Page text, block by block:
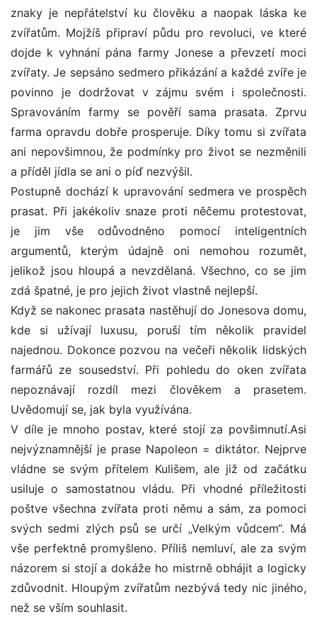
znaky je nepřátelství ku člověku a naopak láska ke
zvířatům. Mojžíš připraví půdu pro revoluci, ve které
dojde k vyhnání pána farmy Jonese a převzetí moci
zvířaty. Je sepsáno sedmero přikázání a každé zvíře je
povinno je dodržovat v zájmu svém i společnosti.
Spravováním farmy se pověří sama prasata. Zprvu
farma opravdu dobře prosperuje. Díky tomu si zvířata
ani nepovšimnou, že podmínky pro život se nezměnili
a příděl jídla se ani o píď nezvýšil.
Postupně dochází k upravování sedmera ve prospěch
prasat. Při jakékoliv snaze proti něčemu protestovat,
je jim vše odůvodněno pomocí inteligentních
argumentů, kterým údajně oni nemohou rozumět,
jelikož jsou hloupá a nevzdělaná. Všechno, co se jim
zdá špatné, je pro jejich život vlastně nejlepší.
Když se nakonec prasata nastěhují do Jonesova domu,
kde si užívají luxusu, poruší tím několik pravidel
najednou. Dokonce pozvou na večeři několik lidských
farmářů ze sousedství. Při pohledu do oken zvířata
nepoznávají rozdíl mezi člověkem a prasetem.
Uvědomují se, jak byla využívána.
V díle je mnoho postav, které stojí za povšimnutí.Asi
nejvýznamnější je prase Napoleon = diktátor. Nejprve
vládne se svým přítelem Kulišem, ale již od začátku
usiluje o samostatnou vládu. Při vhodné příležitosti
poštve všechna zvířata proti němu a sám, za pomoci
svých sedmi zlých psů se určí „Velkým vůdcem“. Má
vše perfektně promyšleno. Příliš nemluví, ale za svým
názorem si stojí a dokáže ho mistrně obhájit a logicky
zdůvodnit. Hloupým zvířatům nezbývá tedy nic jiného,
než se vším souhlasit.